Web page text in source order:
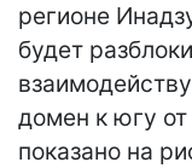
регионе
будет
домен к югу
показано на